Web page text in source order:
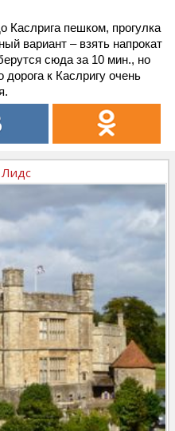
Каслрига пешком, прогулка
вариант – взять напрокат
сюда за 10 мин., но
к Каслригу очень